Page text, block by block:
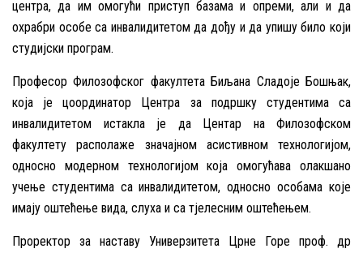
центра, да им омогући приступ базама и опреми, али и да
охрабри особе са инвалидитетом да дођу и да упишу било који
студијски програм.
Професор Филозофског факултета Биљана Сладоје Бошњак,
која је цоординатор Центра за подршку студентима са
инвалидитетом истакла је да Центар на Филозофском
факултету располаже значајном асистивном технологијом,
односно модерном технологијом која омогућава олакшано
учење студентима са инвалидитетом, односно особама које
имају оштећење вида, слуха и са тјелесним оштећењем.
Проректор за наставу Универзитета Црне Горе проф. др